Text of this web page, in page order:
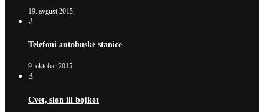
19. avgust 2015.
2
Telefoni autobuske stanice
9. oktobar 2015.
3
Cvet, slon ili bojkot